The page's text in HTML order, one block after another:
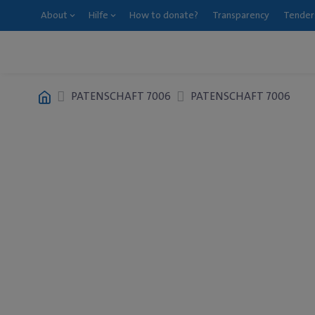
About Hilfe How to donate? Transparency
PATENSCHAFT 7006 PATENSCHAFT 7006